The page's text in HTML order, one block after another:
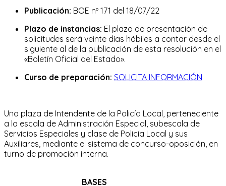
Publicación: BOE nº 171 del 18/07/22
Plazo de instancias: El plazo de presentación de
solicitudes será veinte días hábiles a contar desde el
siguiente al de la publicación de esta resolución en el
«Boletín Oficial del Estado».
Curso de preparación: SOLICITA INFORMACIÓN
Una plaza de Intendente de la Policía Local, perteneciente
a la escala de Administración Especial, subescala de
Servicios Especiales y clase de Policía Local y sus
Auxiliares, mediante el sistema de concurso-oposición, en
turno de promoción interna.
BASES